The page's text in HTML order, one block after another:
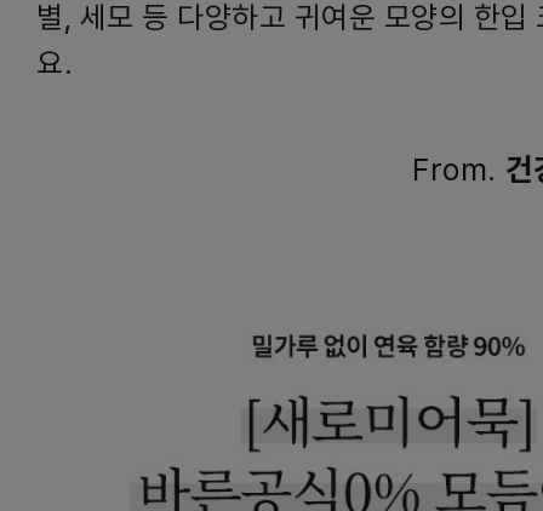
별, 세모 등 다양하고 귀여운 모양의 한입
요.
From. 건